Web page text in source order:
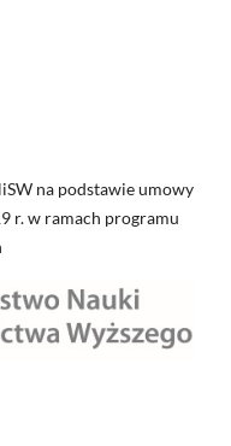
na podstawie umowy
r. w ramach programu